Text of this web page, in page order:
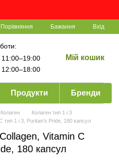
Порівняння Бажання Вхід
11:00–19:00
12:00–18:00
Мій кошик
Продукти Бренди
Колаген
Колаген тип 1 і 3
тип 1 і 3, Puritan's Pride, 180 капсул
Vitamin C
180 капсул